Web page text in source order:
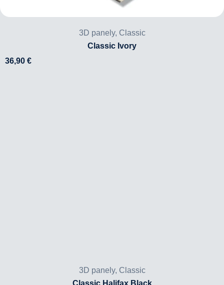
3D panely, Classic
Classic Ivory
36,90 €
3D panely, Classic